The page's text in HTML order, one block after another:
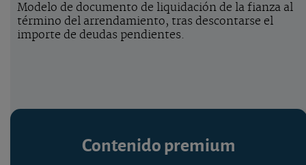
Modelo de documento de liquidación de la fianza al
término del arrendamiento, tras descontarse el
importe de deudas pendientes.
Contenido premium